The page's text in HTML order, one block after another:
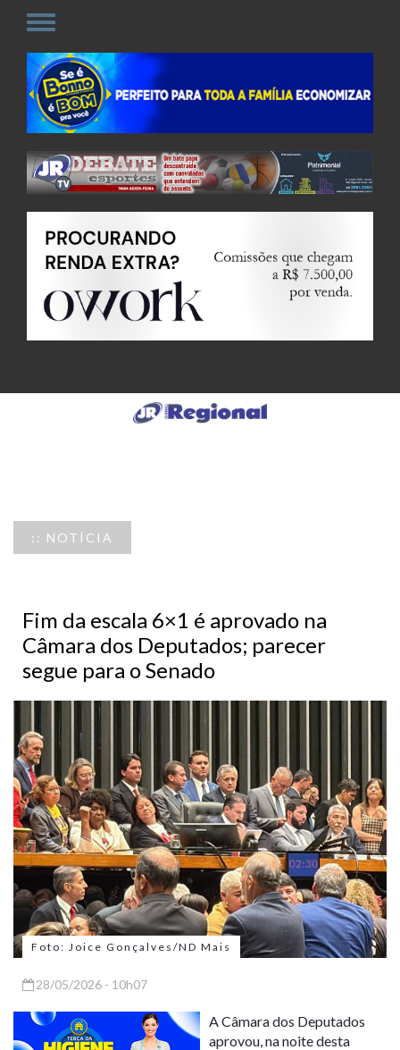
:: NOTÍCIA
Fim da escala 6×1 é aprovado na
Câmara dos Deputados; parecer
segue para o Senado
Foto: Joice Gonçalves/ND Mais
28/05/2026 - 10h07
A Câmara dos Deputados
aprovou, na noite desta